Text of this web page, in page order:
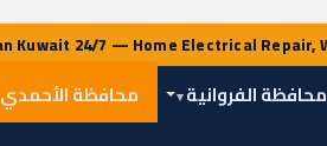
محافظة الفروانية محافظة الأحمدي